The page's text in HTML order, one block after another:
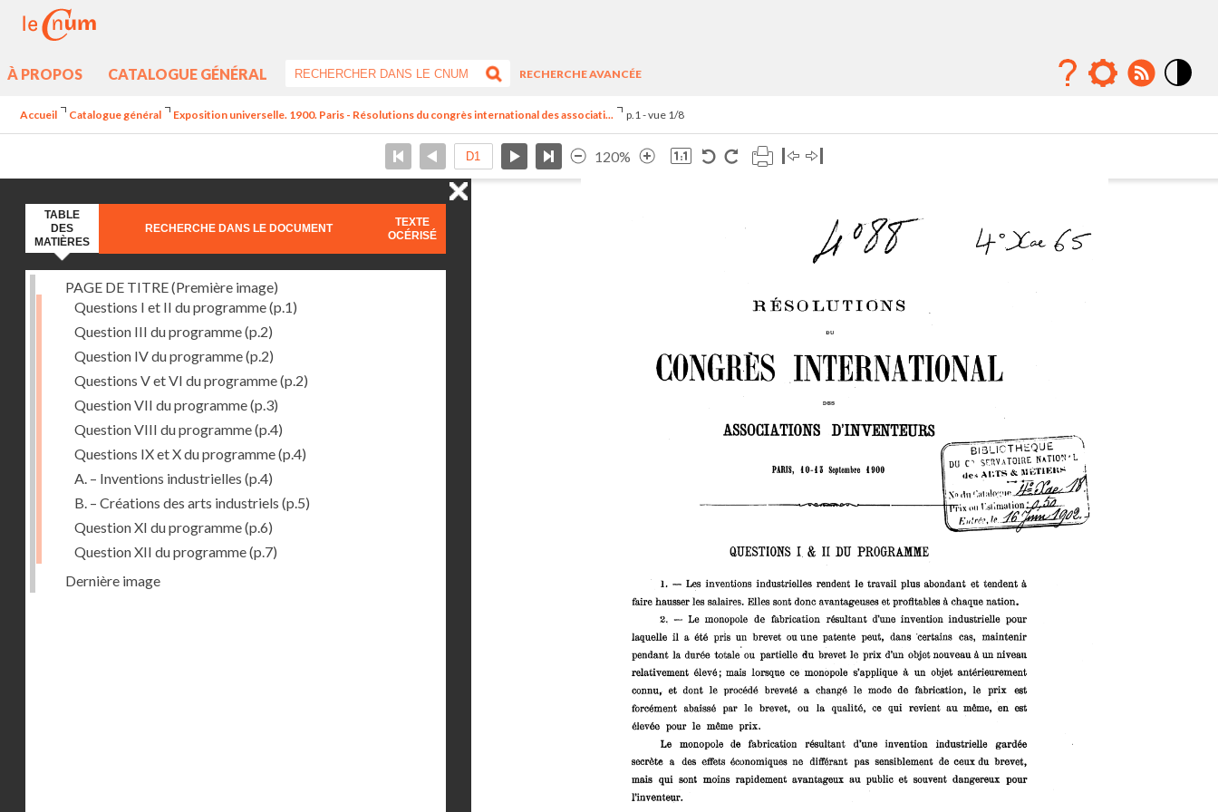
À PROPOS CATALOGUE GÉNÉRAL
RECHERCHE AVANCÉE
Accueil Catalogue général Exposition universelle. 1900. Paris - Résolutions du congrès international des associati... p.1 - vue 1/8
120%
TABLE
DES
MATIÈRES
RECHERCHE DANS LE DOCUMENT
TEXTE
OCÉRISÉ
PAGE DE TITRE (Première image)
Questions I et II du programme(p.1)
Question III du programme(p.2)
Question IV du programme(p.2)
Questions V et VI du programme(p.2)
Question VII du programme(p.3)
Question VIII du programme(p.4)
Questions IX et X du programme(p.4)
A. – Inventions industrielles (p.4)
B. – Créations des arts industriels (p.5)
Question XI du programme(p.6)
Question XII du programme(p.7)
Dernière image